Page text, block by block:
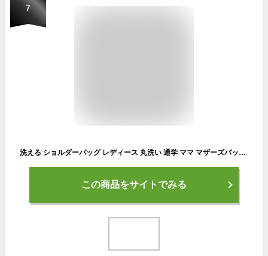
7
洗える ショルダーバッグ レディース 丸洗い 通学 ママ マザーズバッグ バッグ ナイロン おしゃれ 大人 かわいい 通勤 軽量 レガートラルゴ 韓国 女子 ピンク 黒 可愛い シンプル 白
この商品をサイトでみる